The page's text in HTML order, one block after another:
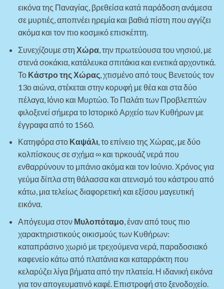
εικόνα της Παναγίας, βρεθείσα κατά παράδοση ανάμεσα
σε μυρτιές, αποπνέει ηρεμία και βαθιά πίστη που αγγίζει
ακόμα και τον πιο κοσμικό επισκέπτη.
Συνεχίζουμε στη Χώρα, την πρωτεύουσα του νησιού, με
στενά σοκάκια, κατάλευκα σπιτάκια και ενετικά αρχοντικά.
Το Κάστρο της Χώρας, χτισμένο από τους Βενετούς τον
13ο αιώνα, στέκεται στην κορυφή με θέα και στα δύο
πέλαγα, Ιόνιο και Μυρτώο. Το Παλάτι των Προβλεπτών
φιλοξενεί σήμερα το Ιστορικό Αρχείο των Κυθήρων με
έγγραφα από το 1560.
Κατηφόρα στο Καψάλι, το επίνειο της Χώρας, με δύο
κολπίσκους σε σχήμα ∞ και τιρκουάζ νερά που
ενθαρρύνουν το μπάνιο ακόμα και τον Ιούνιο. Χρόνος για
γεύμα δίπλα στη θάλασσα και ατενισμό του κάστρου από
κάτω, μια τελείως διαφορετική και εξίσου μαγευτική
εικόνα.
Απόγευμα στον Μυλοπόταμο, έναν από τους πιο
χαρακτηριστικούς οικισμούς των Κυθήρων:
καταπράσινο χωριό με τρεχούμενα νερά, παραδοσιακό
καφενείο κάτω από πλατάνια και καταρράκτη που
κελαρύζει λίγα βήματα από την πλατεία. Η ιδανική εικόνα
για τον απογευματινό καφέ. Επιστροφή στο ξενοδοχείο.